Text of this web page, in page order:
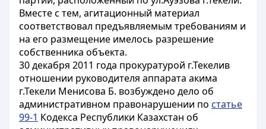
Вместе с тем, агитационный материал
соответствовал предъявляемым требованиям и
на его размещение имелось разрешение
собственника объекта.
30 декабря 2011 года прокуратурой г.Текелив
отношении руководителя аппарата акима
г.Текели Менисова Б. возбуждено дело об
административном правонарушении по статье
99-1 Кодекса Республики Казахстан об